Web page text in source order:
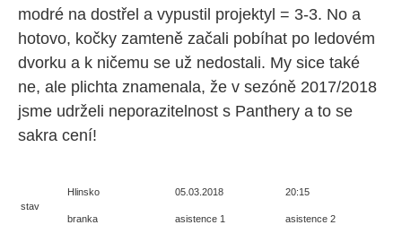
modré na dostřel a vypustil projektyl = 3-3. No a
hotovo, kočky zamteně začali pobíhat po ledovém
dvorku a k ničemu se už nedostali. My sice také
ne, ale plichta znamenala, že v sezóně 2017/2018
jsme udrželi neporazitelnost s Panthery a to se
sakra cení!
stav
Hlinsko 05.03.2018 20:15
branka asistence 1 asistence 2